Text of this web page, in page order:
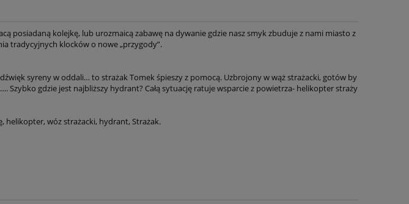
posiadaną kolejkę, lub urozmaicą zabawę na dywanie gdzie nasz smyk zbuduje z nami miasto z
tradycyjnych klocków o nowe „przygody”.
dźwięk syreny w oddali… to strażak Tomek śpieszy z pomocą. Uzbrojony w wąż strażacki, gotów by
Szybko gdzie jest najbliższy hydrant? Całą sytuację ratuje wsparcie z powietrza- helikopter straży
helikopter, wóz strażacki, hydrant, Strażak.